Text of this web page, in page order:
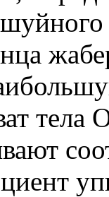
тела